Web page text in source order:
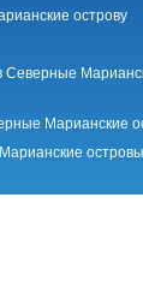
острову
Северные
Марианские
островы